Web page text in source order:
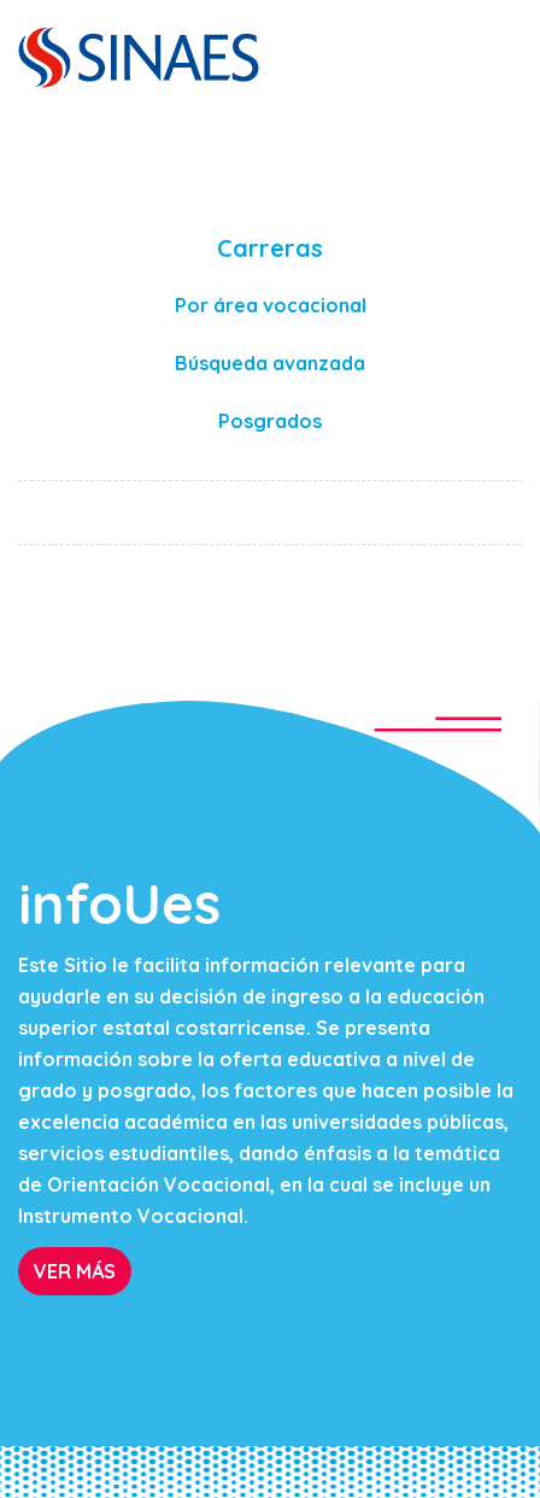
Carreras
Por área vocacional
Búsqueda avanzada
Posgrados
infoUes
Este Sitio le facilita información relevante para
ayudarle en su decisión de ingreso a la educación
superior estatal costarricense. Se presenta
información sobre la oferta educativa a nivel de
grado y posgrado, los factores que hacen posible la
excelencia académica en las universidades públicas,
servicios estudiantiles, dando énfasis a la temática
de Orientación Vocacional, en la cual se incluye un
Instrumento Vocacional.
VER MÁS